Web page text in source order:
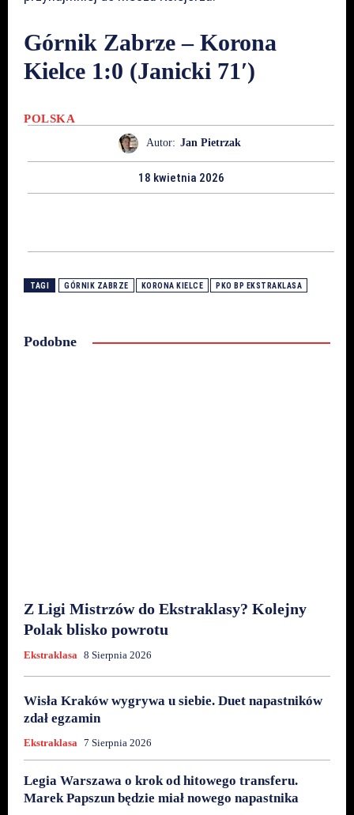
Górnik Zabrze – Korona
Kielce 1:0 (Janicki 71′)
POLSKA
Autor: Jan Pietrzak
18 kwietnia 2026
TAGI GÓRNIK ZABRZE KORONA KIELCE PKO BP EKSTRAKLASA
Podobne
Z Ligi Mistrzów do Ekstraklasy? Kolejny
Polak blisko powrotu
Ekstraklasa 8 Sierpnia 2026
Wisła Kraków wygrywa u siebie. Duet napastników
zdał egzamin
Ekstraklasa 7 Sierpnia 2026
Legia Warszawa o krok od hitowego transferu.
Marek Papszun będzie miał nowego napastnika